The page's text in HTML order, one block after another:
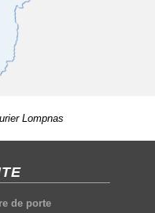
Lompnas
de porte